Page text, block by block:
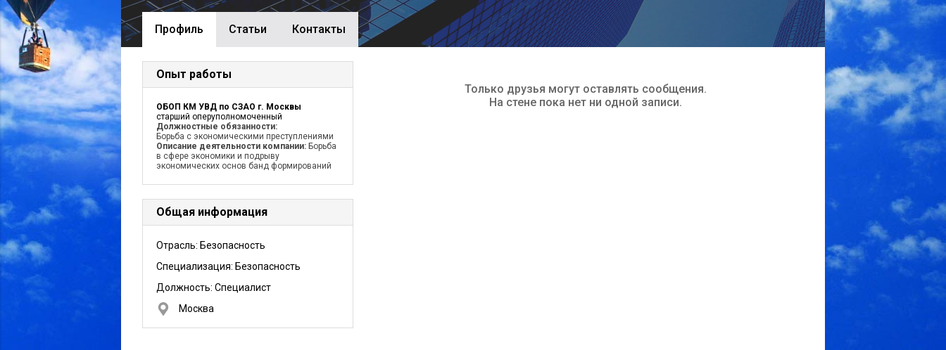
Профиль Cтатьи Контакты
Опыт работы
ОБОП КМ УВД по СЗАО г. Москвы
старший оперуполномоченный
Должностные обязанности:
Борьба с экономическими преступлениями
Описание деятельности компании: Борьба
в сфере экономики и подрыву
экономических основ банд формирований
Общая информация
Отрасль: Безопасность
Специализация: Безопасность
Должность: Специалист
Москва
Только друзья могут оставлять сообщения.
На стене пока нет ни одной записи.